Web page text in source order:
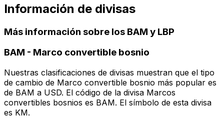
Información de divisas
Más información sobre los BAM y LBP
BAM - Marco convertible bosnio
Nuestras clasificaciones de divisas muestran que el tipo
de cambio de Marco convertible bosnio más popular es
de BAM a USD. El código de la divisa Marcos
convertibles bosnios es BAM. El símbolo de esta divisa
es KM.